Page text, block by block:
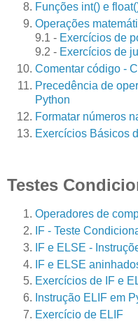
Funções int() e
Operações
9.1 - Exercícios de
9.2 - Exercícios de
Comentar código -
Precedência de
Python
Formatar números
Exercícios Básicos
Testes
Operadores de
IF - Teste
IF e ELSE -
IF e ELSE
Exercícios de IF e
Instrução ELIF em
Exercício de ELIF